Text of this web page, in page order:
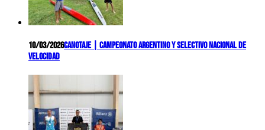
10/03/2026Canotaje | Campeonato Argentino y Selectivo Nacional de
Velocidad